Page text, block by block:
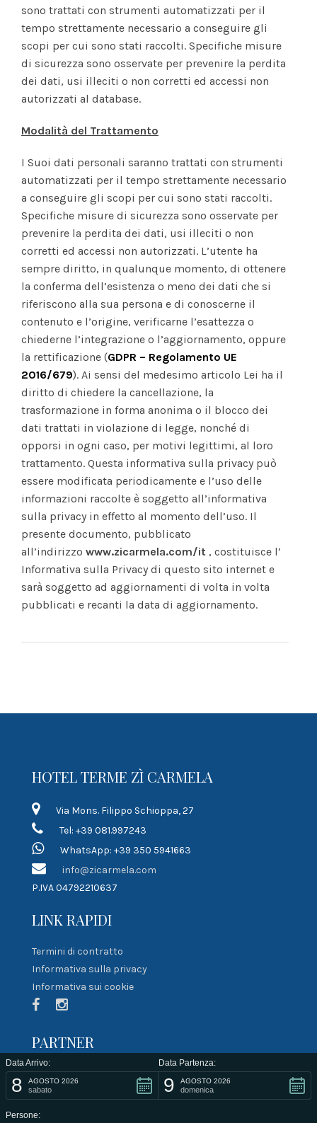
sono trattati con strumenti automatizzati per il
tempo strettamente necessario a conseguire gli
scopi per cui sono stati raccolti. Specifiche misure
di sicurezza sono osservate per prevenire la perdita
dei dati, usi illeciti o non corretti ed accessi non
autorizzati al database.
Modalità del Trattamento
I Suoi dati personali saranno trattati con strumenti
automatizzati per il tempo strettamente necessario
a conseguire gli scopi per cui sono stati raccolti.
Specifiche misure di sicurezza sono osservate per
prevenire la perdita dei dati, usi illeciti o non
corretti ed accessi non autorizzati. L’utente ha
sempre diritto, in qualunque momento, di ottenere
la conferma dell’esistenza o meno dei dati che si
riferiscono alla sua persona e di conoscerne il
contenuto e l’origine, verificarne l’esattezza o
chiederne l’integrazione o l’aggiornamento, oppure
la rettificazione (GDPR – Regolamento UE
2016/679). Ai sensi del medesimo articolo Lei ha il
diritto di chiedere la cancellazione, la
trasformazione in forma anonima o il blocco dei
dati trattati in violazione di legge, nonché di
opporsi in ogni caso, per motivi legittimi, al loro
trattamento. Questa informativa sulla privacy può
essere modificata periodicamente e l’uso delle
informazioni raccolte è soggetto all’informativa
sulla privacy in effetto al momento dell’uso. Il
presente documento, pubblicato
all’indirizzo www.zicarmela.com/it , costituisce l’
Informativa sulla Privacy di questo sito internet e
sarà soggetto ad aggiornamenti di volta in volta
pubblicati e recanti la data di aggiornamento.
HOTEL TERME ZÌ CARMELA
Via Mons. Filippo Schioppa, 27
Tel: +39 081.997243
WhatsApp: +39 350 5941663
info@zicarmela.com
P.IVA 04792210637
LINK RAPIDI
Termini di contratto
Informativa sulla privacy
Informativa sui cookie
PARTNER
Data Arrivo:
8 AGOSTO 2026
sabato
Data Partenza:
9 AGOSTO 2026
domenica
Persone: